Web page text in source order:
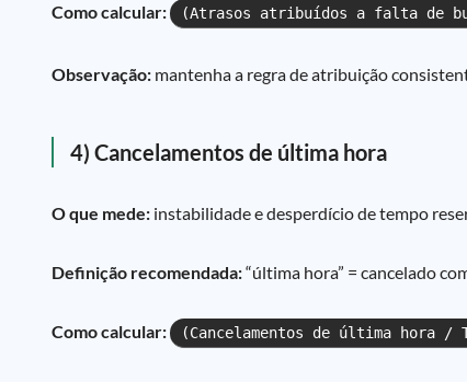
Como calcular: (Atrasos atribuídos a falta de
Observação: mantenha a regra de atribuição
4) Cancelamentos de última hora
O que mede: instabilidade e desperdício de tempo
Definição recomendada:“última hora” = cancelado
Como calcular: (Cancelamentos de última hora